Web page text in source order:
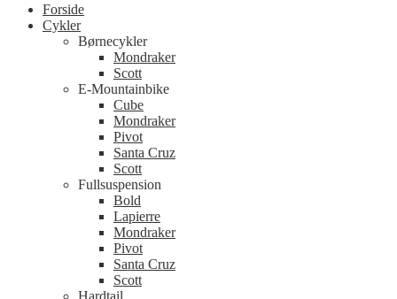
Forside
Cykler
Børnecykler
Mondraker
Scott
E-Mountainbike
Cube
Mondraker
Pivot
Santa Cruz
Scott
Fullsuspension
Bold
Lapierre
Mondraker
Pivot
Santa Cruz
Scott
Hardtail